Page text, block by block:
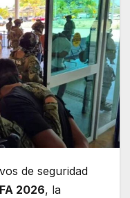
de seguridad
2026, la